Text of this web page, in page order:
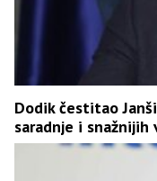
Dodik čestitao
saradnje i snažnijih